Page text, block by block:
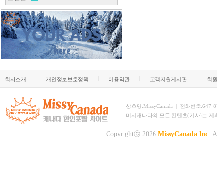
회사소개 개인정보보호정책 이용약관 고객지원게시판 회
상호명:MissyCanada | 전화번호:647-
미시캐나다의 모든 컨텐츠(기사)는
Copyrightⓒ 2026 MissyCanada Inc